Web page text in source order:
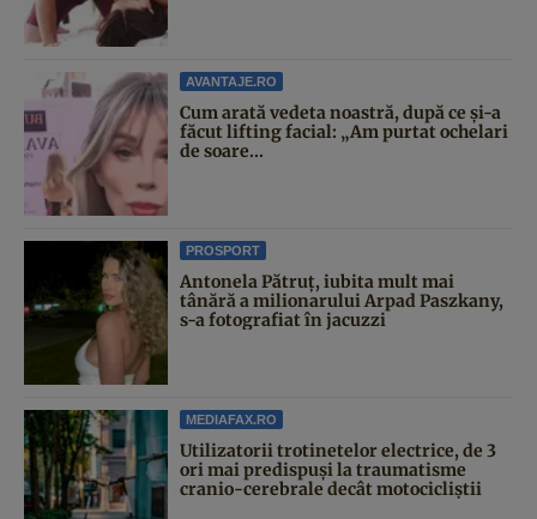
AVANTAJE.RO
Cum arată vedeta noastră, după ce și-a
făcut lifting facial: „Am purtat ochelari
de soare...
PROSPORT
Antonela Pătruț, iubita mult mai
tânără a milionarului Arpad Paszkany,
s-a fotografiat în jacuzzi
MEDIAFAX.RO
Utilizatorii trotinetelor electrice, de 3
ori mai predispuși la traumatisme
cranio-cerebrale decât motocicliștii